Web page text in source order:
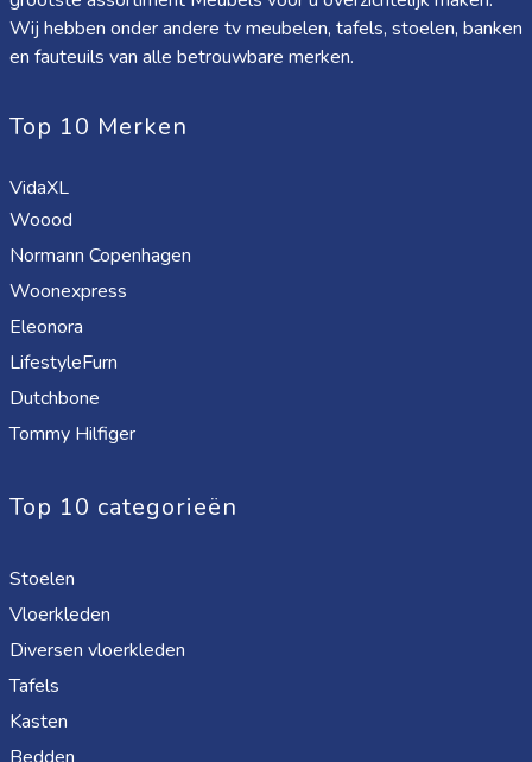
Wij hebben onder andere tv meubelen, tafels, stoelen, banken
en fauteuils van alle betrouwbare merken.
Top 10 Merken
VidaXL
Woood
Normann Copenhagen
Woonexpress
Eleonora
LifestyleFurn
Dutchbone
Tommy Hilfiger
Top 10 categorieën
Stoelen
Vloerkleden
Diversen vloerkleden
Tafels
Kasten